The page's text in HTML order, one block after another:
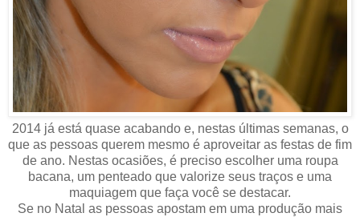
2014 já está quase acabando e, nestas últimas semanas, o
que as pessoas querem mesmo é aproveitar as festas de fim
de ano. Nestas ocasiões, é preciso escolher uma roupa
bacana, um penteado que valorize seus traços e uma
maquiagem que faça você se destacar.
Se no Natal as pessoas apostam em uma produção mais